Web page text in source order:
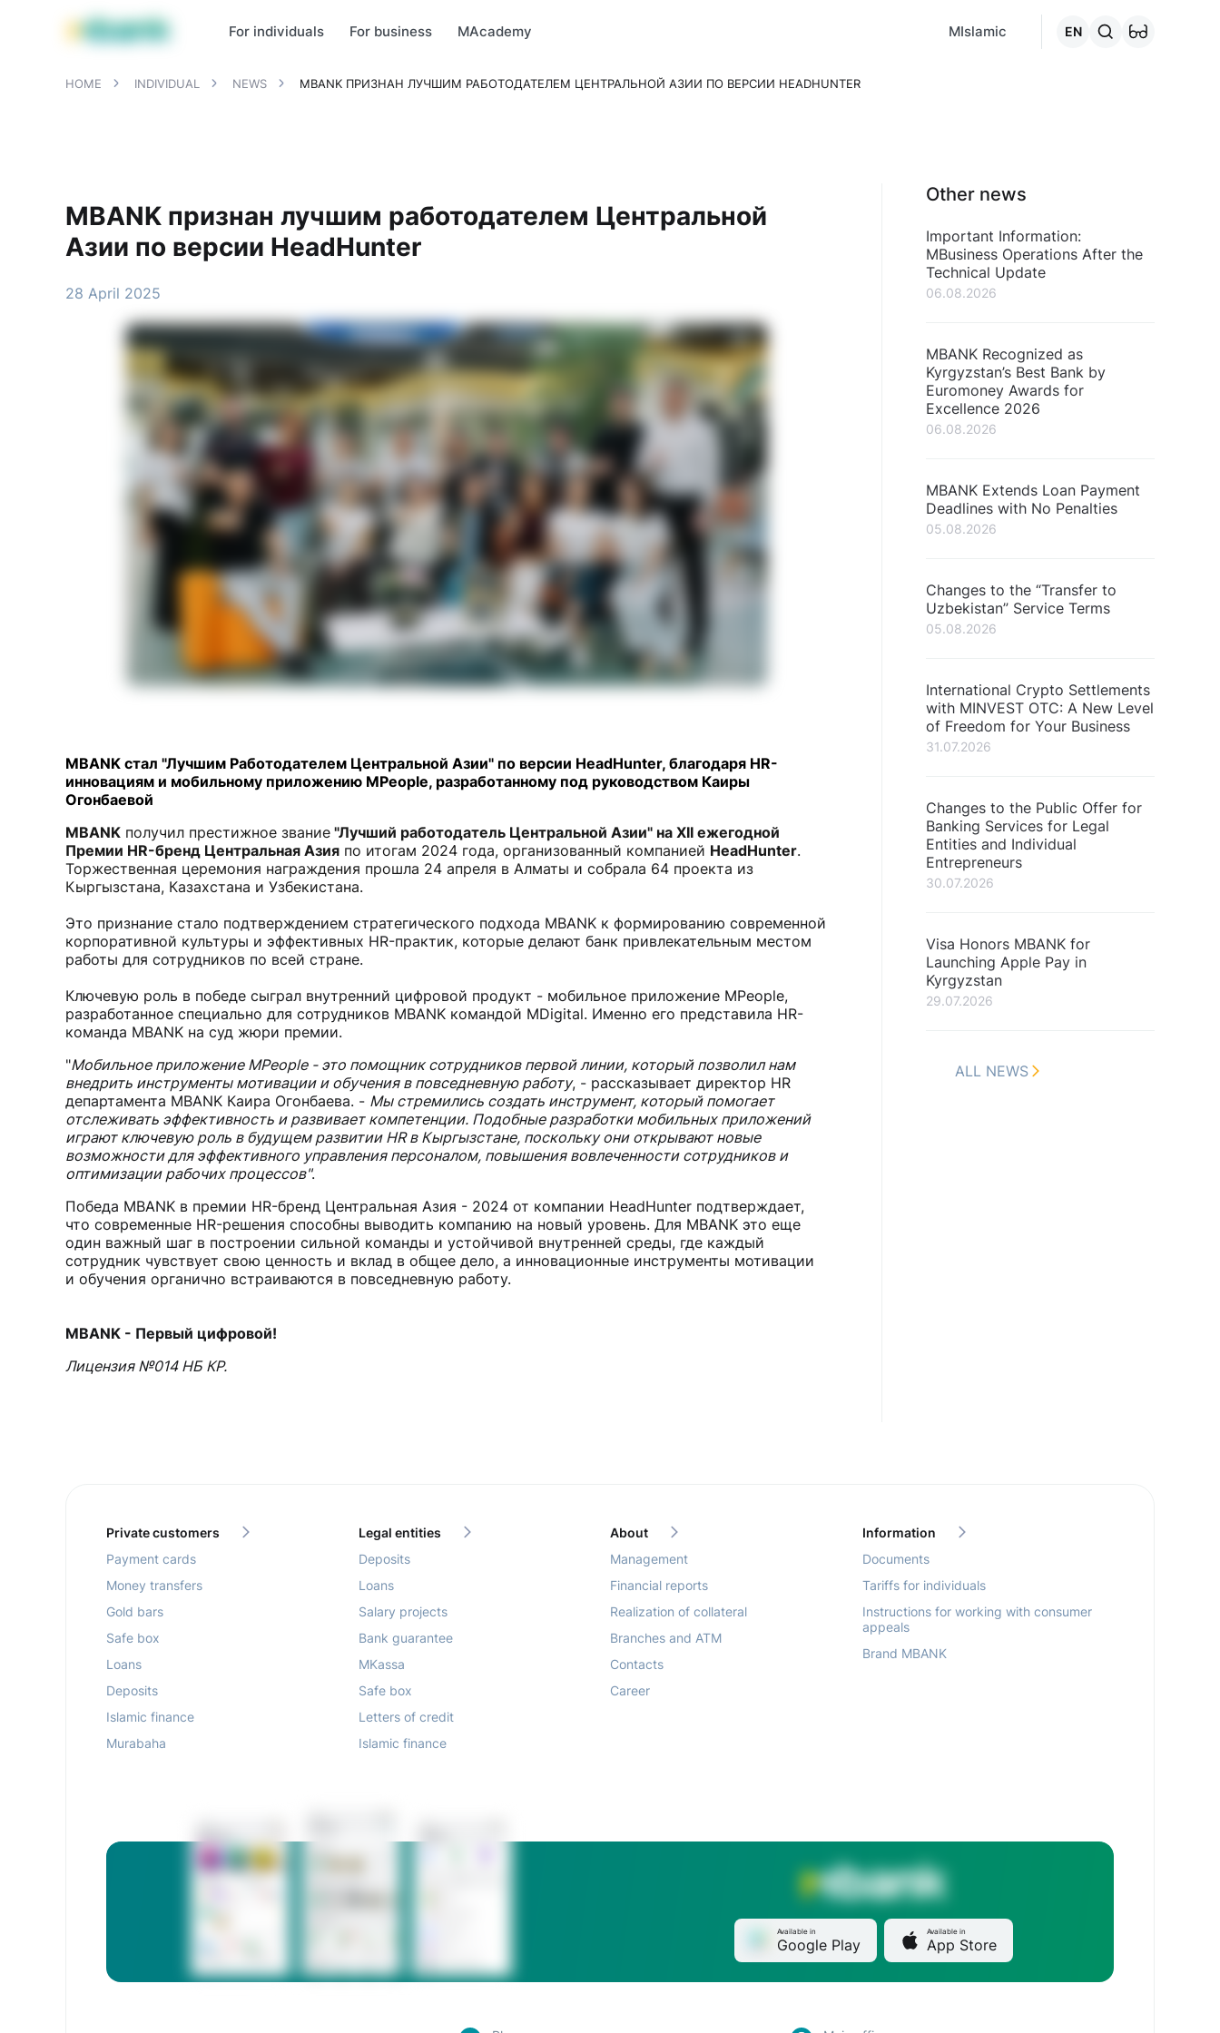
MBANK Products MJunior
For individuals For business MAcademy MIslamic EN
HOME INDIVIDUAL NEWS MBANK ПРИЗНАН ЛУЧШИМ РАБОТОДАТЕЛЕМ ЦЕНТРАЛЬНОЙ АЗИИ ПО ВЕРСИИ HEADHUNTER
MBANK признан лучшим работодателем Центральной
Азии по версии HeadHunter
28 April 2025
MBANK стал "Лучшим Работодателем Центральной Азии" по версии HeadHunter, благодаря HR-
инновациям и мобильному приложению MPeople, разработанному под руководством Каиры
Огонбаевой
MBANK получил престижное звание "Лучший работодатель Центральной Азии" на XII ежегодной
Премии HR-бренд Центральная Азия по итогам 2024 года, организованный компанией HeadHunter.
Торжественная церемония награждения прошла 24 апреля в Алматы и собрала 64 проекта из
Кыргызстана, Казахстана и Узбекистана.
Это признание стало подтверждением стратегического подхода MBANK к формированию современной
корпоративной культуры и эффективных HR-практик, которые делают банк привлекательным местом
работы для сотрудников по всей стране.
Ключевую роль в победе сыграл внутренний цифровой продукт - мобильное приложение MPeople,
разработанное специально для сотрудников MBANK командой MDigital. Именно его представила HR-
команда MBANK на суд жюри премии.
"Мобильное приложение MPeople - это помощник сотрудников первой линии, который позволил нам
внедрить инструменты мотивации и обучения в повседневную работу, - рассказывает директор HR
департамента MBANK Каира Огонбаева. - Мы стремились создать инструмент, который помогает
отслеживать эффективность и развивает компетенции. Подобные разработки мобильных приложений
играют ключевую роль в будущем развитии HR в Кыргызстане, поскольку они открывают новые
возможности для эффективного управления персоналом, повышения вовлеченности сотрудников и
оптимизации рабочих процессов".
Победа MBANK в премии HR-бренд Центральная Азия - 2024 от компании HeadHunter подтверждает,
что современные HR-решения способны выводить компанию на новый уровень. Для MBANK это еще
один важный шаг в построении сильной команды и устойчивой внутренней среды, где каждый
сотрудник чувствует свою ценность и вклад в общее дело, а инновационные инструменты мотивации
и обучения органично встраиваются в повседневную работу.
MBANK - Первый цифровой!
Лицензия №014 НБ КР.
Other news
Important Information:
MBusiness Operations After the
Technical Update
06.08.2026
MBANK Recognized as
Kyrgyzstan’s Best Bank by
Euromoney Awards for
Excellence 2026
06.08.2026
MBANK Extends Loan Payment
Deadlines with No Penalties
05.08.2026
Changes to the “Transfer to
Uzbekistan” Service Terms
05.08.2026
International Crypto Settlements
with MINVEST OTC: A New Level
of Freedom for Your Business
31.07.2026
Changes to the Public Offer for
Banking Services for Legal
Entities and Individual
Entrepreneurs
30.07.2026
Visa Honors MBANK for
Launching Apple Pay in
Kyrgyzstan
29.07.2026
ALL NEWS
Private customers
Payment cards
Money transfers
Gold bars
Safe box
Loans
Deposits
Islamic finance
Murabaha
Legal entities
Deposits
Loans
Salary projects
Bank guarantee
MKassa
Safe box
Letters of credit
Islamic finance
About
Management
Financial reports
Realization of collateral
Branches and ATM
Contacts
Career
Information
Documents
Tariffs for individuals
Instructions for working with consumer
appeals
Brand MBANK
Available in
Google Play
Available in
App Store